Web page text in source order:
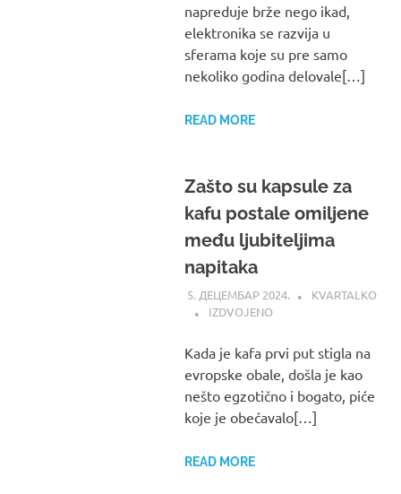
napreduje brže nego ikad,
elektronika se razvija u
sferama koje su pre samo
nekoliko godina delovale[…]
READ MORE
Zašto su kapsule za
kafu postale omiljene
među ljubiteljima
napitaka
5. ДЕЦЕМБАР 2024.
KVARTALKO
IZDVOJENO
Kada je kafa prvi put stigla na
evropske obale, došla je kao
nešto egzotično i bogato, piće
koje je obećavalo[…]
READ MORE